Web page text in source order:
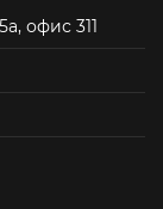
офис 311